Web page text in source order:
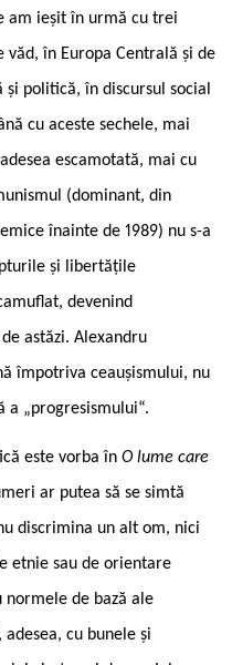
am ieșit în urmă cu trei
văd, în Europa Centrală și de
și politică, în discursul social
cu aceste sechele, mai
escamotată, mai cu
(dominant, din
înainte de 1989) nu s-a
și libertățile
devenind
de astăzi. Alexandru
împotriva ceaușismului, nu
a „progresismului“.
este vorba în O lume care
ar putea să se simtă
discrimina un alt om, nici
etnie sau de orientare
normele de bază ale
cu bunele și